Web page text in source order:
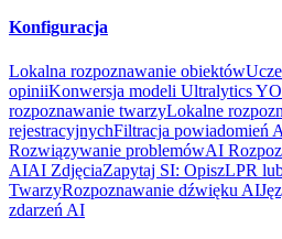
Konfiguracja
Lokalna rozpoznawanie obiektów
opiniiKonwersja modeli Ultralytics
rozpoznawanie twarzyLokalne
rejestracyjnychFiltracja powiadomień
Rozwiązywanie problemówAI
AIAI ZdjęciaZapytaj SI: OpiszLPR
TwarzyRozpoznawanie dźwięku AI
zdarzeń AI